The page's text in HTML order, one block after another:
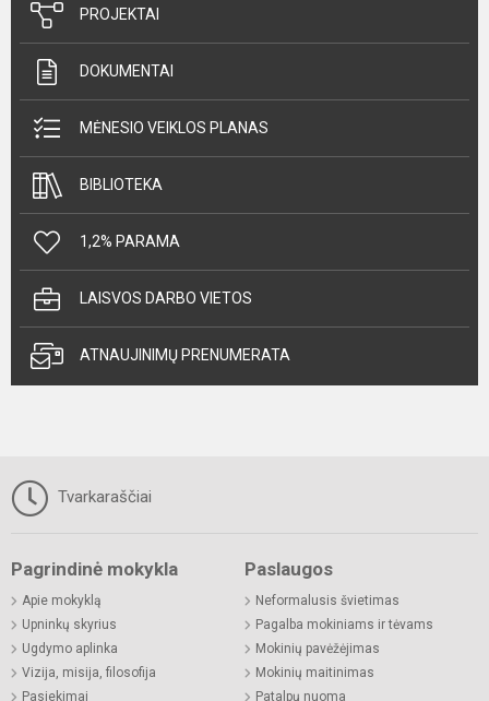
PROJEKTAI
DOKUMENTAI
MĖNESIO VEIKLOS PLANAS
BIBLIOTEKA
1,2% PARAMA
LAISVOS DARBO VIETOS
ATNAUJINIMŲ PRENUMERATA
Tvarkaraščiai
Pagrindinė mokykla
Apie mokyklą
Upninkų skyrius
Ugdymo aplinka
Vizija, misija, filosofija
Pasiekimai
Paslaugos
Neformalusis švietimas
Pagalba mokiniams ir tėvams
Mokinių pavėžėjimas
Mokinių maitinimas
Patalpų nuoma